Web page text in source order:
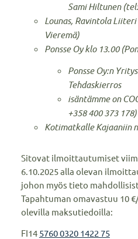
Sami Hiltunen
Lounas, Ravintola
Vieremä)
Ponsse Oy klo 13.00
Ponsse Oy:n
Tehdaskierros
isäntämme on
+358 400 373 178)
Kotimatkalle Kajaaniin
Sitovat ilmoittautumiset
6.10.2025 alla olevan
johon myös tieto
Tapahtuman omavastuu 10
olevilla maksutiedoilla:
FI14 5760 0320 1422 75